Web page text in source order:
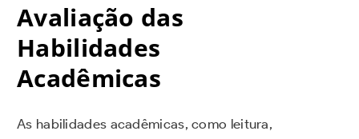
Avaliação das
Habilidades
Acadêmicas
As habilidades acadêmicas, como leitura,